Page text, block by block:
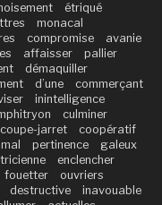
étriqué
monacal
compromise
avanie
affaisser
pallier
démaquiller
d’une
commerçant
inintelligence
culminer
coupe-jarret
coopératif
pertinence
galeux
enclencher
fouetter
ouvriers
destructive
inavouable